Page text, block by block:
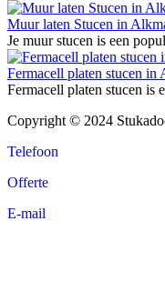
Muur laten Stucen in
Je muur stucen is een
Fermacell platen stucen in
Fermacell platen stucen is
Copyright © 2024
Telefoon
Offerte
E-mail